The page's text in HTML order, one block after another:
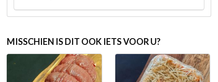
MISSCHIEN IS DIT OOK IETS VOOR U?